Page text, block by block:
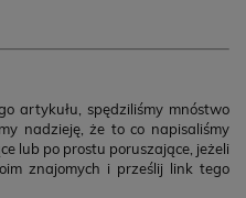
artykułu, spędziliśmy mnóstwo
nadzieję, że to co napisaliśmy
lub po prostu poruszające, jeżeli
znajomych i prześlij link tego